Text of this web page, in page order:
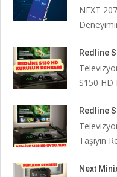
NEXT
Redline
S150 HD
Redline
Taşıyın
Next